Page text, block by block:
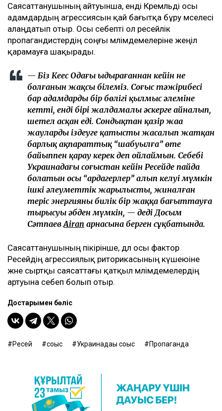
Саясаттанушының айтуынша, енді Кремльді осы
адамдардың агрессиясын қай бағытқа бұру мәселесі
алаңдатып отыр. Осы себепті ол ресейлік
пропагандистердің соңғы мәлімдемелеріне жеңіл
қарамауға шақырады.
— Біз Кеңес Одағы ыдырағаннан кейін не
болғанын жақсы білеміз. Соғыс тәжірибесі
бар адамдардың бір бөлігі қылмыс әлеміне
кетті, енді бірі жалдамалы әскерге айналып,
шетел асқан еді. Сондықтан қазір жаңа
жауларды іздеуге қатысты жасалып жатқан
барлық ақпараттық “шабуылға” өте
байыппен қарау керек деп ойлаймын. Себебі
Украинадағы соғыстан кейін Ресейде пайда
болатын осы “ардагерлер” алып келуі мүмкін
ішкі әлеуметтік жарылысты, жиналған
теріс энергияны билік бір жаққа бағыттауға
тырысуы әбден мүмкін, — деді Досым
Сәтпаев Airan арнасына берген сұқбатында.
Саясаттанушының пікірінше, дәл осы фактор
Ресейдің агрессиялық риторикасының күшеюіне
және сыртқы саясаттағы қатқыл мәлімдемелердің
артуына себеп болып отыр.
Достарыңмен бөліс
Ресей соғыс Украинадағы соғыс Пропаганда